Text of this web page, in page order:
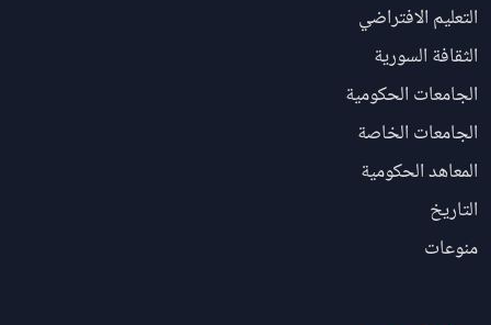
التعليم الافتراضي
الثقافة السورية
الجامعات الحكومية
الجامعات الخاصة
المعاهد الحكومية
التاريخ
منوعات